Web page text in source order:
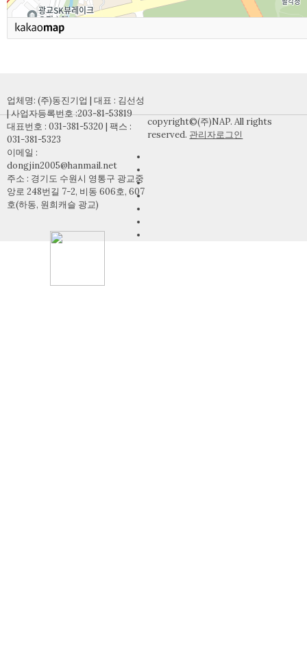
업체명: (주)동진기업 | 대표 : 김선성
| 사업자등록번호 :203-81-53819
대표번호 : 031-381-5320 | 팩스 :
031-381-5323
이메일 :
dongjin2005@hanmail.net
주소 : 경기도 수원시 영통구 광교중
앙로 248번길 7-2, 비동 606호, 607
호(하동, 원희캐슬 광교)
copyright©(주)NAP. All rights
reserved. 관리자로그인